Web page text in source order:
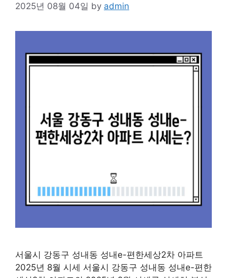
2025년 08월 04일 by admin
서울시 강동구 성내동 성내e-편한세상2차 아파트
2025년 8월 시세 서울시 강동구 성내동 성내e-편한